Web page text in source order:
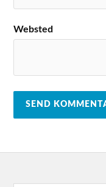
Websted